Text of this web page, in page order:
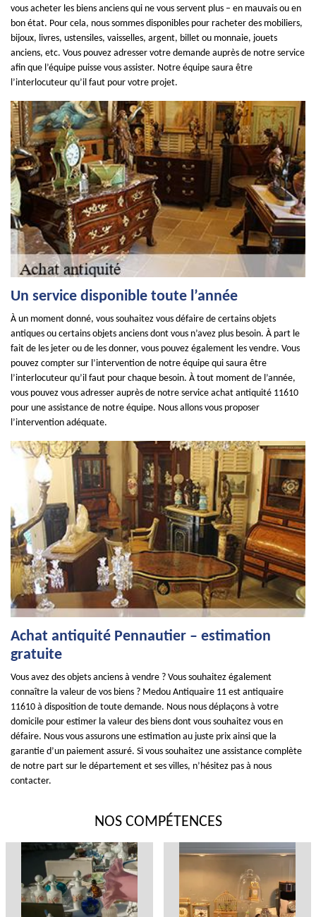
vous acheter les biens anciens qui ne vous servent plus – en mauvais ou en
bon état. Pour cela, nous sommes disponibles pour racheter des mobiliers,
bijoux, livres, ustensiles, vaisselles, argent, billet ou monnaie, jouets
anciens, etc. Vous pouvez adresser votre demande auprès de notre service
afin que l’équipe puisse vous assister. Notre équipe saura être
l’interlocuteur qu’il faut pour votre projet.
Un service disponible toute l’année
À un moment donné, vous souhaitez vous défaire de certains objets
antiques ou certains objets anciens dont vous n’avez plus besoin. À part le
fait de les jeter ou de les donner, vous pouvez également les vendre. Vous
pouvez compter sur l’intervention de notre équipe qui saura être
l’interlocuteur qu’il faut pour chaque besoin. À tout moment de l’année,
vous pouvez vous adresser auprès de notre service achat antiquité 11610
pour une assistance de notre équipe. Nous allons vous proposer
l’intervention adéquate.
Achat antiquité Pennautier – estimation
gratuite
Vous avez des objets anciens à vendre ? Vous souhaitez également
connaître la valeur de vos biens ? Medou Antiquaire 11 est antiquaire
11610 à disposition de toute demande. Nous nous déplaçons à votre
domicile pour estimer la valeur des biens dont vous souhaitez vous en
défaire. Nous vous assurons une estimation au juste prix ainsi que la
garantie d’un paiement assuré. Si vous souhaitez une assistance complète
de notre part sur le département et ses villes, n’hésitez pas à nous
contacter.
NOS COMPÉTENCES